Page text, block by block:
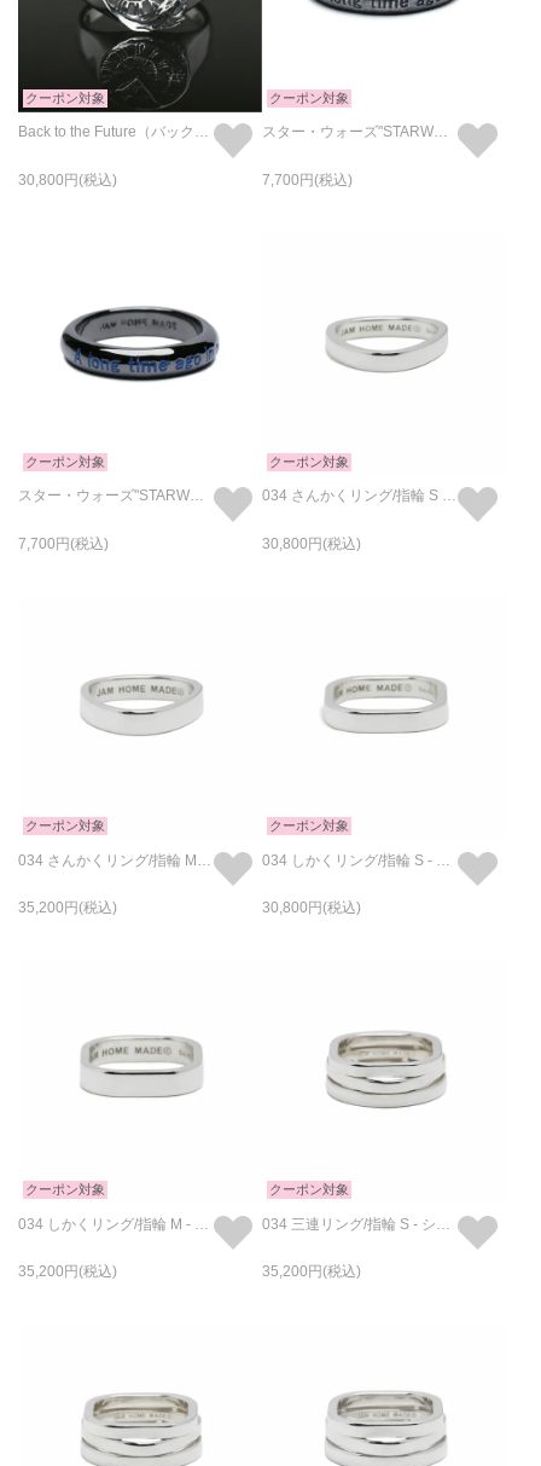
クーポン対象
Back to the Future（バック・トゥ・ザ・フューチャー） タイムトラベル リング
30,800
クーポン対象
スター・ウォーズ"STARWARS™" イントロダクトメッセージリング-シルバー
7,700
クーポン対象
スター・ウォーズ"STARWARS™" イントロダクトメッセージリング-ブラック
7,700
クーポン対象
034 さんかくリング/指輪 S - シルバー
30,800
クーポン対象
35,200
クーポン対象
30,800
クーポン対象
35,200
クーポン対象
35,200